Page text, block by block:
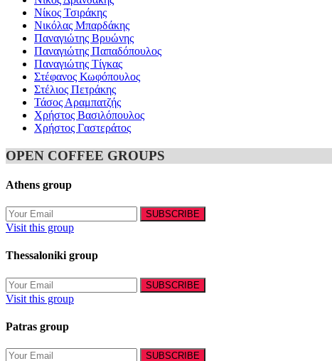
Νίκος Τσιράκης
Νικόλας Μπαρδάκης
Παναγιώτης Βρυώνης
Παναγιώτης Παπαδόπουλος
Παναγιώτης Τίγκας
Στέφανος Κωφόπουλος
Στέλιος Πετράκης
Τάσος Αραμπατζής
Χρήστος Βασιλόπουλος
Χρήστος Γαστεράτος
OPEN COFFEE GROUPS
Athens group
Visit this group
Thessaloniki group
Visit this group
Patras group